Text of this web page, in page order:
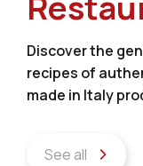
Discover the
recipes of
made in Italy
See all